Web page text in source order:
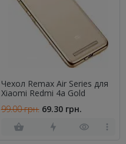
Чехол Remax Air Series для
Xiaomi Redmi 4a Gold
99.00 грн. 69.30 грн.